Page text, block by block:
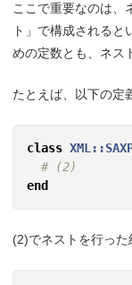
ここで重要なのは、
ト」で構成される
めの定数とも、ネス
たとえば、以下の定
class
# (2)
end
(2)でネストを行った